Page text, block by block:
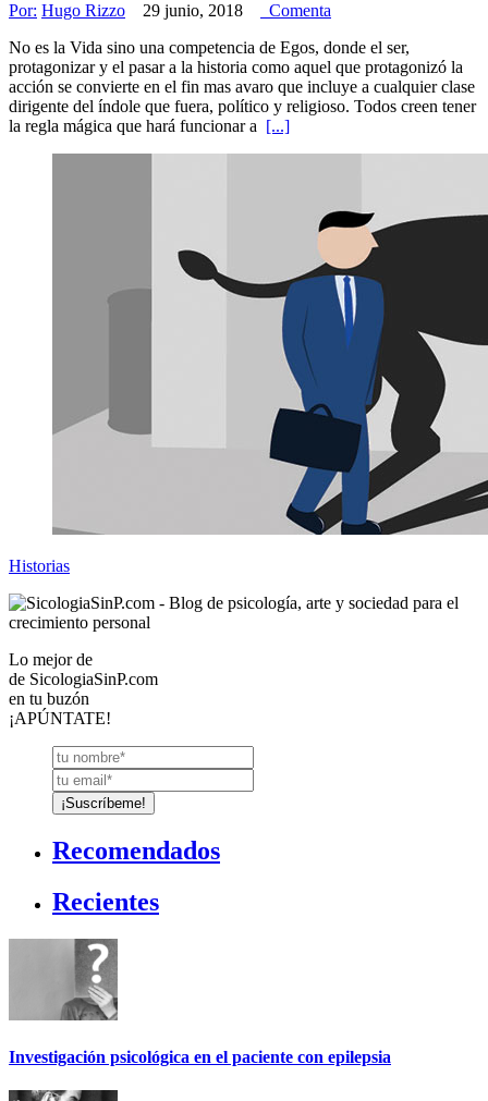
Por: Hugo Rizzo 29 junio, 2018
Comenta
No es la Vida sino una competencia de Egos, donde el ser,
protagonizar y el pasar a la historia como aquel que protagonizó la
acción se convierte en el fin mas avaro que incluye a cualquier clase
dirigente del índole que fuera, político y religioso. Todos creen tener
la regla mágica que hará funcionar a [...]
Historias
Lo mejor de
de SicologiaSinP.com
en tu buzón
¡APÚNTATE!
Recomendados
Recientes
Investigación psicológica en el paciente con epilepsia